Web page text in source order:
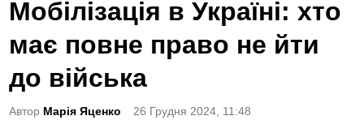
s
e
d
i
Мобілізація в Україні: хто
має повне право не йти
до війська
Автор Марія Яценко 26 Грудня 2024, 11:48